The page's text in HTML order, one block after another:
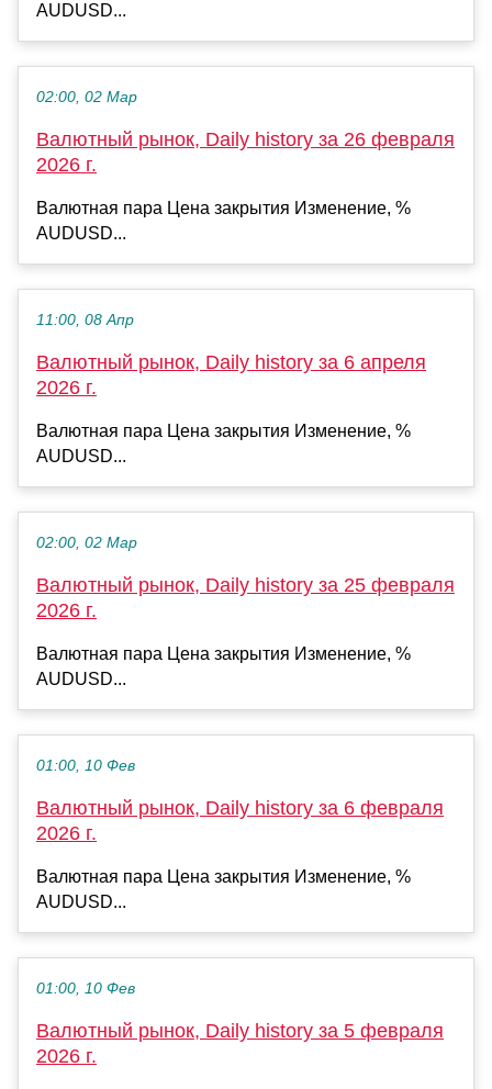
AUDUSD...
02:00, 02 Мар
Валютный рынок, Daily history за 26 февраля
2026 г.
Валютная пара Цена закрытия Изменение, %
AUDUSD...
11:00, 08 Апр
Валютный рынок, Daily history за 6 апреля
2026 г.
Валютная пара Цена закрытия Изменение, %
AUDUSD...
02:00, 02 Мар
Валютный рынок, Daily history за 25 февраля
2026 г.
Валютная пара Цена закрытия Изменение, %
AUDUSD...
01:00, 10 Фев
Валютный рынок, Daily history за 6 февраля
2026 г.
Валютная пара Цена закрытия Изменение, %
AUDUSD...
01:00, 10 Фев
Валютный рынок, Daily history за 5 февраля
2026 г.